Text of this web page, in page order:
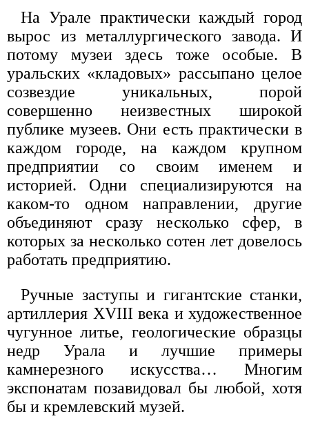
На Урале практически каждый город
вырос из металлургического завода. И
потому музеи здесь тоже особые. В
уральских «кладовых» рассыпано целое
созвездие уникальных, порой
совершенно неизвестных широкой
публике музеев. Они есть практически в
каждом городе, на каждом крупном
предприятии со своим именем и
историей. Одни специализируются на
каком-то одном направлении, другие
объединяют сразу несколько сфер, в
которых за несколько сотен лет довелось
работать предприятию.
Ручные заступы и гигантские станки,
артиллерия XVIII века и художественное
чугунное литье, геологические образцы
недр Урала и лучшие примеры
камнерезного искусства… Многим
экспонатам позавидовал бы любой, хотя
бы и кремлевский музей.